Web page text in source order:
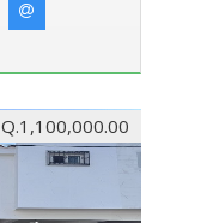
Q.1,100,000.00